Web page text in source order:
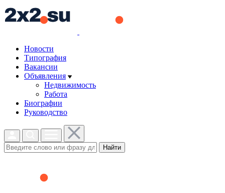
Новости
Типография
Вакансии
Объявления
Недвижимость
Работа
Биографии
Руководство
Найти